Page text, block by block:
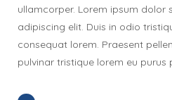
ullamcorper. Lorem ipsum dolor
adipiscing elit. Duis in odio
consequat lorem. Praesent
pulvinar tristique lorem eu purus